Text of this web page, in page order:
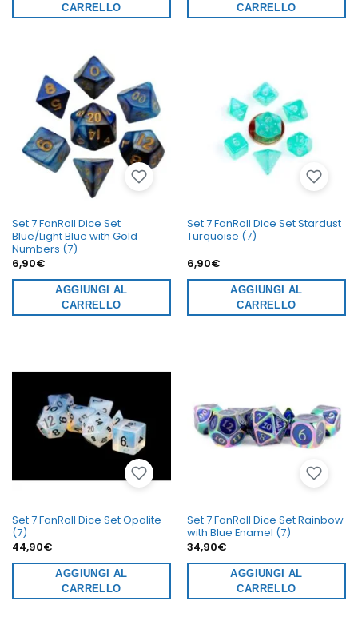
CARRELLO
CARRELLO
Set 7 FanRoll Dice Set
Blue/Light Blue with Gold
Numbers (7)
6,90€
AGGIUNGI AL
CARRELLO
Set 7 FanRoll Dice Set Stardust
Turquoise (7)
6,90€
AGGIUNGI AL
CARRELLO
Set 7 FanRoll Dice Set Opalite
(7)
44,90€
AGGIUNGI AL
CARRELLO
Set 7 FanRoll Dice Set Rainbow
with Blue Enamel (7)
34,90€
AGGIUNGI AL
CARRELLO